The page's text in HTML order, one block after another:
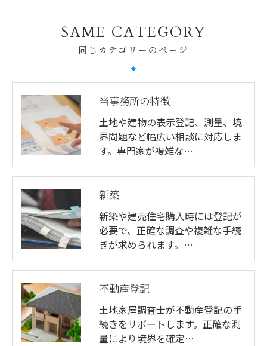
同じカテゴリーのページ
SAME CATEGORY
当事務所の特徴
土地や建物の表示登記、測量、境
界問題など幅広い相談に対応しま
す。専門家が複雑な…
新築
新築や建売住宅購入時には登記が
必要で、正確な調査や複雑な手続
きが求められます。…
不動産登記
土地家屋調査士が不動産登記の手
続きをサポートします。正確な測
量により境界を確定…